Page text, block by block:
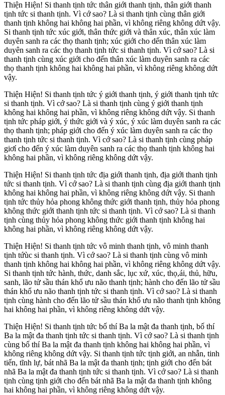
Thiện Hiện! Si thanh tịnh tức thân giới thanh tịnh, thân giới thanh
tịnh tức si thanh tịnh. Vì cớ sao? Là si thanh tịnh cùng thân giới
thanh tịnh không hai không hai phần, vì không riêng không dứt vậy.
Si thanh tịnh tức xúc giới, thân thức giới và thân xúc, thân xúc làm
duyên sanh ra các thọ thanh tịnh; xúc giới cho dến thân xúc làm
duyên sanh ra các thọ thanh tịnh tức si thanh tịnh. Vì cớ sao? Là si
thanh tịnh cùng xúc giới cho đến thân xúc làm duyên sanh ra các
thọ thanh tịnh không hai không hai phần, vì không riêng không dứt
vậy.
Thiện Hiện! Si thanh tịnh tức ý giới thanh tịnh, ý giới thanh tịnh tức
si thanh tịnh. Vì cớ sao? Là si thanh tịnh cùng ý giới thanh tịnh
không hai không hai phần, vì không riêng không dứt vậy. Si thanh
tịnh tức pháp giới, ý thức giới và ý xúc, ý xúc làm duyên sanh ra các
thọ thanh tịnh; pháp giới cho đến ý xúc làm duyên sanh ra các thọ
thanh tịnh tức si thanh tịnh. Vì cớ sao? Là si thanh tịnh cùng pháp
giơí cho đến ý xúc làm duyên sanh ra các thọ thanh tịnh không hai
không hai phần, vì không riêng không dứt vậy.
Thiện Hiện! Si thanh tịnh tức địa giới thanh tịnh, địa giới thanh tịnh
tức si thanh tịnh. Vì cớ sao? Là si thanh tịnh cùng địa giới thanh tịnh
không hai không hai phần, vì không riêng không dứt vậy. Si thanh
tịnh tức thủy hỏa phong không thức giới thanh tịnh, thủy hỏa phong
không thức giới thanh tịnh tức si thanh tịnh. Vì cớ sao? Là si thanh
tịnh cùng thủy hỏa phong không thức giới thanh tịnh không hai
không hai phần, vì không riêng không dứt vậy.
Thiện Hiện! Si thanh tịnh tức vô minh thanh tịnh, vô minh thanh
tịnh tứùc si thanh tịnh. Vì cớ sao? Là si thanh tịnh cùng vô minh
thanh tịnh không hai không hai phần, vì không riêng không dứt vậy.
Si thanh tịnh tức hành, thức, danh sắc, lục xứ, xúc, thọ,ái, thủ, hữu,
sanh, lão tử sầu thán khổ ưu não thanh tịnh; hành cho đến lão tử sầu
thán khổ ưu não thanh tịnh tức si thanh tịnh. Vì cớ sao? Là si thanh
tịnh cùng hành cho đến lão tử sầu thán khổ ưu não thanh tịnh không
hai không hai phần, vì không riêng không dứt vậy.
Thiện Hiện! Si thanh tịnh tức bố thí Ba la mật đa thanh tịnh, bố thí
Ba la mật đa thanh tịnh tức si thanh tịnh. Vì cớ sao? Là si thanh tịnh
cùng bố thí Ba la mật đa thanh tịnh không hai không hai phần, vì
không riêng không dứt vậy. Si thanh tịnh tức tịnh giới, an nhẫn, tinh
tiến, tĩnh lự, bát nhã Ba la mật đa thanh tịnh; tịnh giới cho đến bát
nhã Ba la mật đa thanh tịnh tức si thanh tịnh. Vì cớ sao? Là si thanh
tịnh cùng tịnh giới cho đến bát nhã Ba la mật đa thanh tịnh không
hai không hai phần, vì không riêng không dứt vậy.